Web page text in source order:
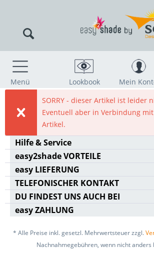
Menü Lookbook Mein
SORRY - dieser Artikel ist leider
Eventuell aber in Verbindung
Artikel.
Hilfe & Service
easy2shade VORTEILE
easy LIEFERUNG
TELEFONISCHER KONTAKT
DU FINDEST UNS AUCH BEI
easy ZAHLUNG
* Alle Preise inkl. gesetzl. Mehrwertsteuer zzgl.
Nachnahmegebühren, wenn nicht anders